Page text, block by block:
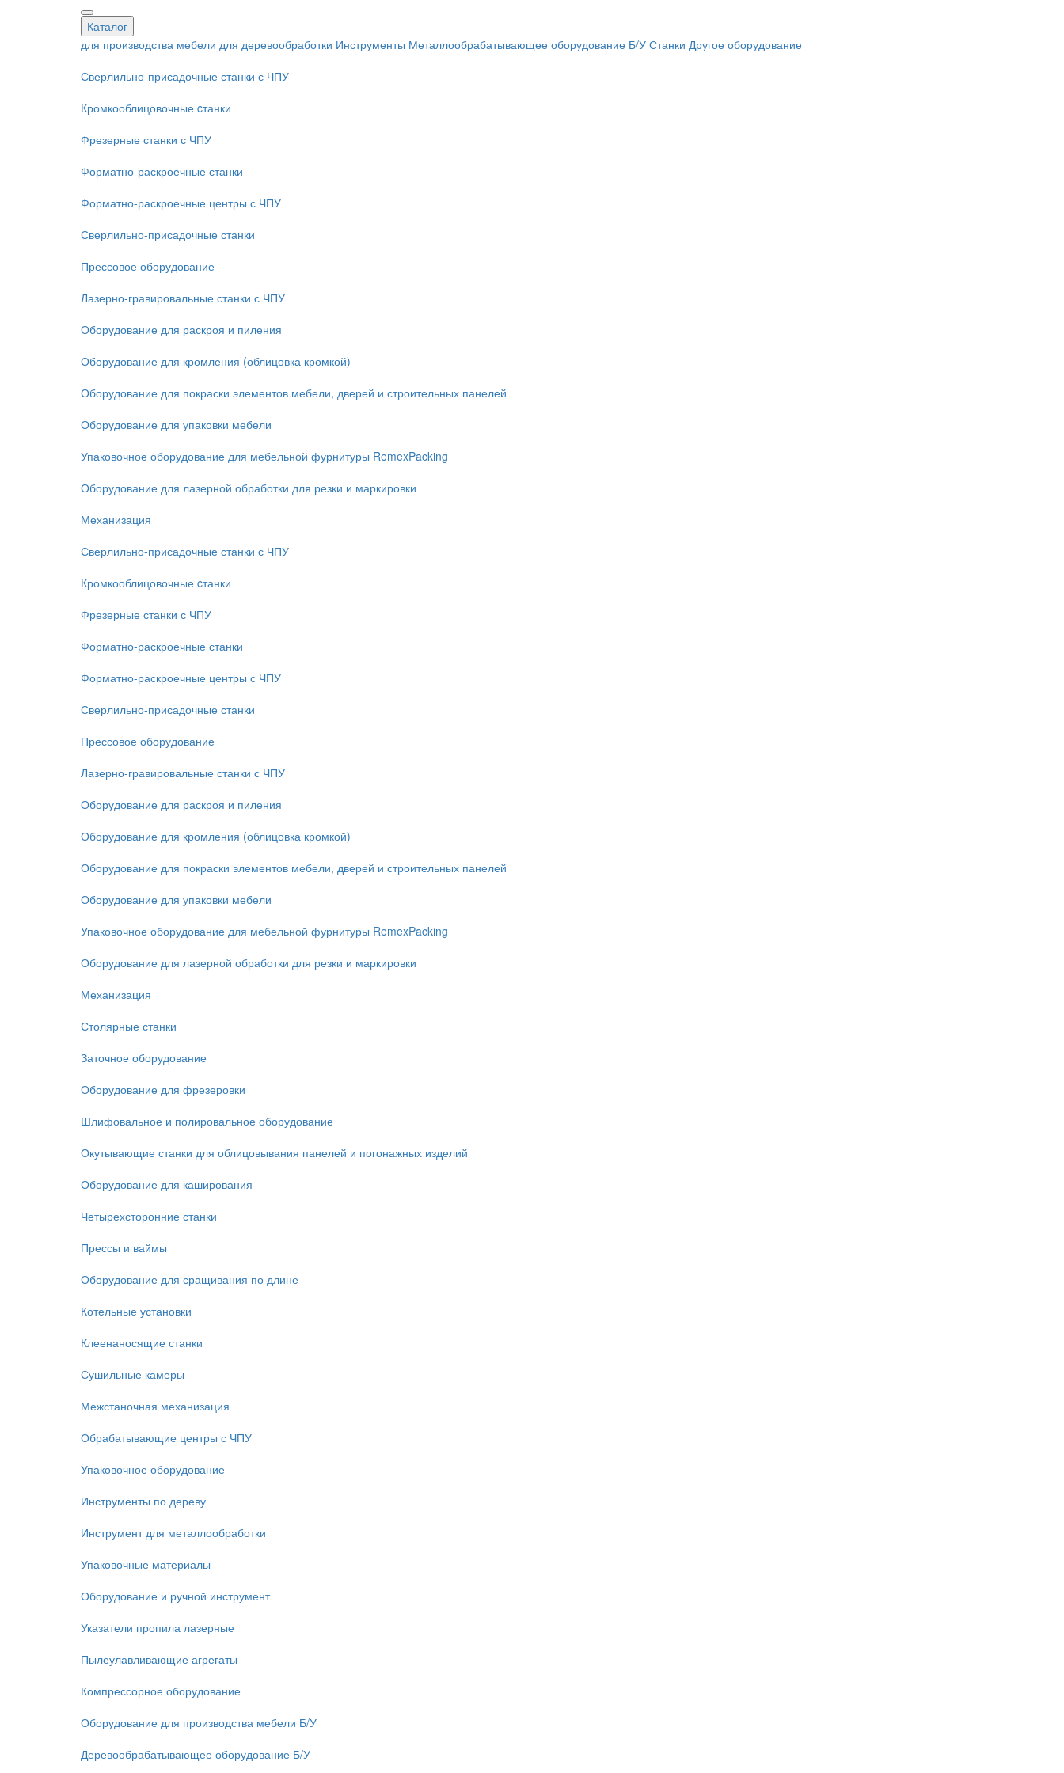
Каталог
для производства мебели для деревообработки Инструменты Металлообрабатывающее оборудование Б/У Станки Другое оборудование
Сверлильно-присадочные станки с ЧПУ
Кромкооблицовочные cтанки
Фрезерные станки с ЧПУ
Форматно-раскроечные станки
Форматно-раскроечные центры с ЧПУ
Сверлильно-присадочные станки
Прессовое оборудование
Лазерно-гравировальные станки с ЧПУ
Оборудование для раскроя и пиления
Оборудование для кромления (облицовка кромкой)
Оборудование для покраски элементов мебели, дверей и строительных панелей
Оборудование для упаковки мебели
Упаковочное оборудование для мебельной фурнитуры RemexPacking
Оборудование для лазерной обработки для резки и маркировки
Механизация
Сверлильно-присадочные станки с ЧПУ
Кромкооблицовочные cтанки
Фрезерные станки с ЧПУ
Форматно-раскроечные станки
Форматно-раскроечные центры с ЧПУ
Сверлильно-присадочные станки
Прессовое оборудование
Лазерно-гравировальные станки с ЧПУ
Оборудование для раскроя и пиления
Оборудование для кромления (облицовка кромкой)
Оборудование для покраски элементов мебели, дверей и строительных панелей
Оборудование для упаковки мебели
Упаковочное оборудование для мебельной фурнитуры RemexPacking
Оборудование для лазерной обработки для резки и маркировки
Механизация
Столярные станки
Заточное оборудование
Оборудование для фрезеровки
Шлифовальное и полировальное оборудование
Окутывающие станки для облицовывания панелей и погонажных изделий
Оборудование для каширования
Четырехсторонние станки
Прессы и ваймы
Оборудование для сращивания по длине
Котельные установки
Клеенаносящие станки
Сушильные камеры
Межстаночная механизация
Обрабатывающие центры с ЧПУ
Упаковочное оборудование
Инструменты по дереву
Инструмент для металлообработки
Упаковочные материалы
Оборудование и ручной инструмент
Указатели пропила лазерные
Пылеулавливающие агрегаты
Компрессорное оборудование
Оборудование для производства мебели Б/У
Деревообрабатывающее оборудование Б/У